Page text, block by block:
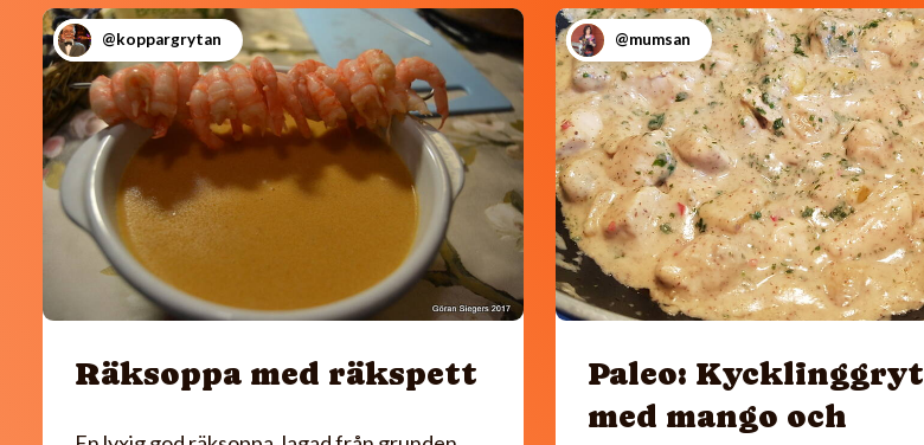
@koppargrytan
Räksoppa med räkspett
@mumsan
Paleo:
med mango och